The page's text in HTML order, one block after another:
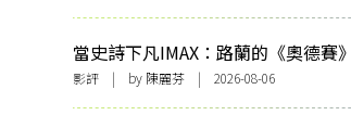
當史詩下凡IMAX：路蘭的《奧德賽》
影評 | by 陳麗芬 | 2026-08-06